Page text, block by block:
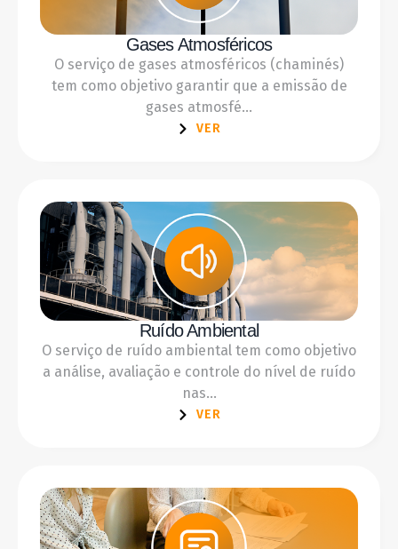
Gases Atmosféricos
O serviço de gases atmosféricos (chaminés)
tem como objetivo garantir que a emissão de
gases atmosfé...
VER
Ruído Ambiental
O serviço de ruído ambiental tem como objetivo
a análise, avaliação e controle do nível de ruído
nas...
VER